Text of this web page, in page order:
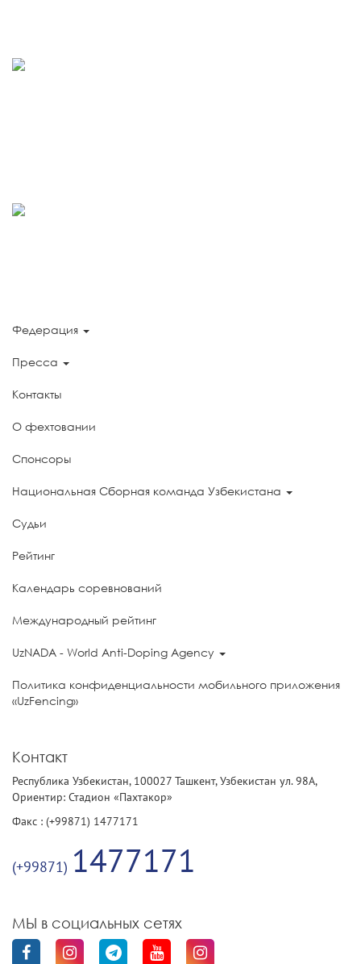
Федерация
Пресса
Контакты
О фехтовании
Спонсоры
Национальная Сборная команда Узбекистана
Судьи
Рейтинг
Календарь соревнований
Международный рейтинг
UzNADA - World Anti-Doping Agency
Политика конфиденциальности мобильного приложения
«UzFencing»
Контакт
Республика Узбекистан, 100027 Ташкент, Узбекистан ул. 98А,
Ориентир: Стадион «Пахтакор»
Факс : (+99871) 1477171
(+99871) 1477171
МЫ в социальных сетях